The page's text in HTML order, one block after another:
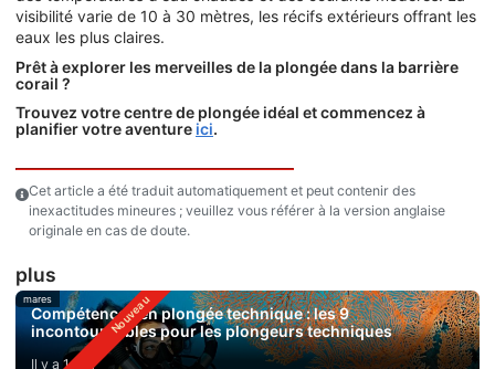
visibilité varie de 10 à 30 mètres, les récifs extérieurs offrant les
eaux les plus claires.
Prêt à explorer les merveilles de la plongée dans la barrière
corail ?
Trouvez votre centre de plongée idéal et commencez à
planifier votre aventure ici.
Cet article a été traduit automatiquement et peut contenir des
inexactitudes mineures ; veuillez vous référer à la version anglaise
originale en cas de doute.
plus
mares
Compétences en plongée technique : les 9
incontournables pour les plongeurs techniques
Il y a 1 jour